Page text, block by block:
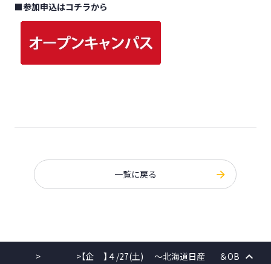
■参加申込はコチラから
一覧に戻る
> >【企
】４/27(土)
～北海道日産
＆OB